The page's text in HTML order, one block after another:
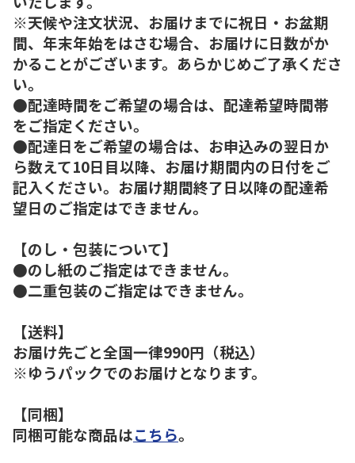
※天候や注文状況、お届けまでに祝日・お盆期
間、年末年始をはさむ場合、お届けに日数がか
かることがございます。あらかじめご了承くださ
い。
●配達時間をご希望の場合は、配達希望時間帯
をご指定ください。
●配達日をご希望の場合は、お申込みの翌日か
ら数えて10日目以降、お届け期間内の日付をご
記入ください。お届け期間終了日以降の配達希
望日のご指定はできません。
【のし・包装について】
●のし紙のご指定はできません。
●二重包装のご指定はできません。
【送料】
お届け先ごと全国一律990円（税込）
※ゆうパックでのお届けとなります。
【同梱】
同梱可能な商品はこちら。